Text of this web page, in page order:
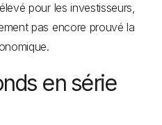
pour les investisseurs,
pas encore prouvé la
en série